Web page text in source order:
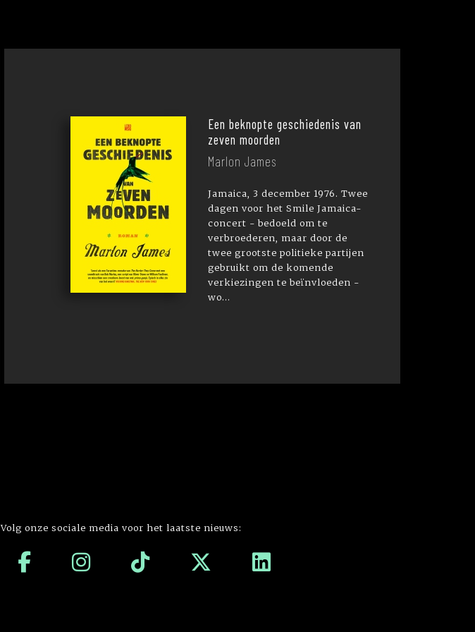
Een beknopte geschiedenis van
zeven moorden
Marlon James
Jamaica, 3 december 1976. Twee
dagen voor het Smile Jamaica-
concert - bedoeld om te
verbroederen, maar door de
twee grootste politieke partijen
gebruikt om de komende
verkiezingen te beïnvloeden -
wo...
Volg onze sociale media voor het laatste nieuws: